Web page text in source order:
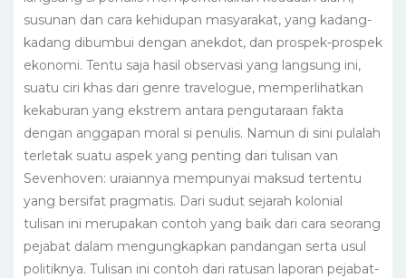
susunan dan cara kehidupan masyarakat, yang kadang-
kadang dibumbui dengan anekdot, dan prospek-prospek
ekonomi. Tentu saja hasil observasi yang langsung ini,
suatu ciri khas dari genre travelogue, memperlihatkan
kekaburan yang ekstrem antara pengutaraan fakta
dengan anggapan moral si penulis. Namun di sini pulalah
terletak suatu aspek yang penting dari tulisan van
Sevenhoven: uraiannya mempunyai maksud tertentu
yang bersifat pragmatis. Dari sudut sejarah kolonial
tulisan ini merupakan contoh yang baik dari cara seorang
pejabat dalam mengungkapkan pandangan serta usul
politiknya. Tulisan ini contoh dari ratusan laporan pejabat-